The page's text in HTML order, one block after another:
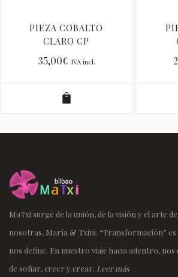
PIEZA COBALTO
CLARO CP
35,00€ IVA incl.
MaTxi surge de la unión, de la visión y el arte
nosotras, María & Txini. “Transformación” es
nos define. En nuestro viaje hacia adentro,
de soñar, creer y crear. Leer más